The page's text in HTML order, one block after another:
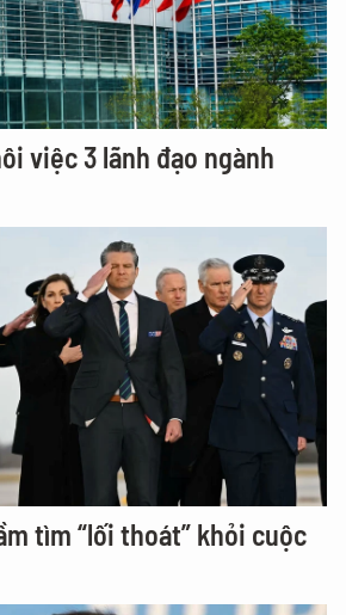
việc 3 lãnh đạo ngành
tìm “lối thoát” khỏi cuộc